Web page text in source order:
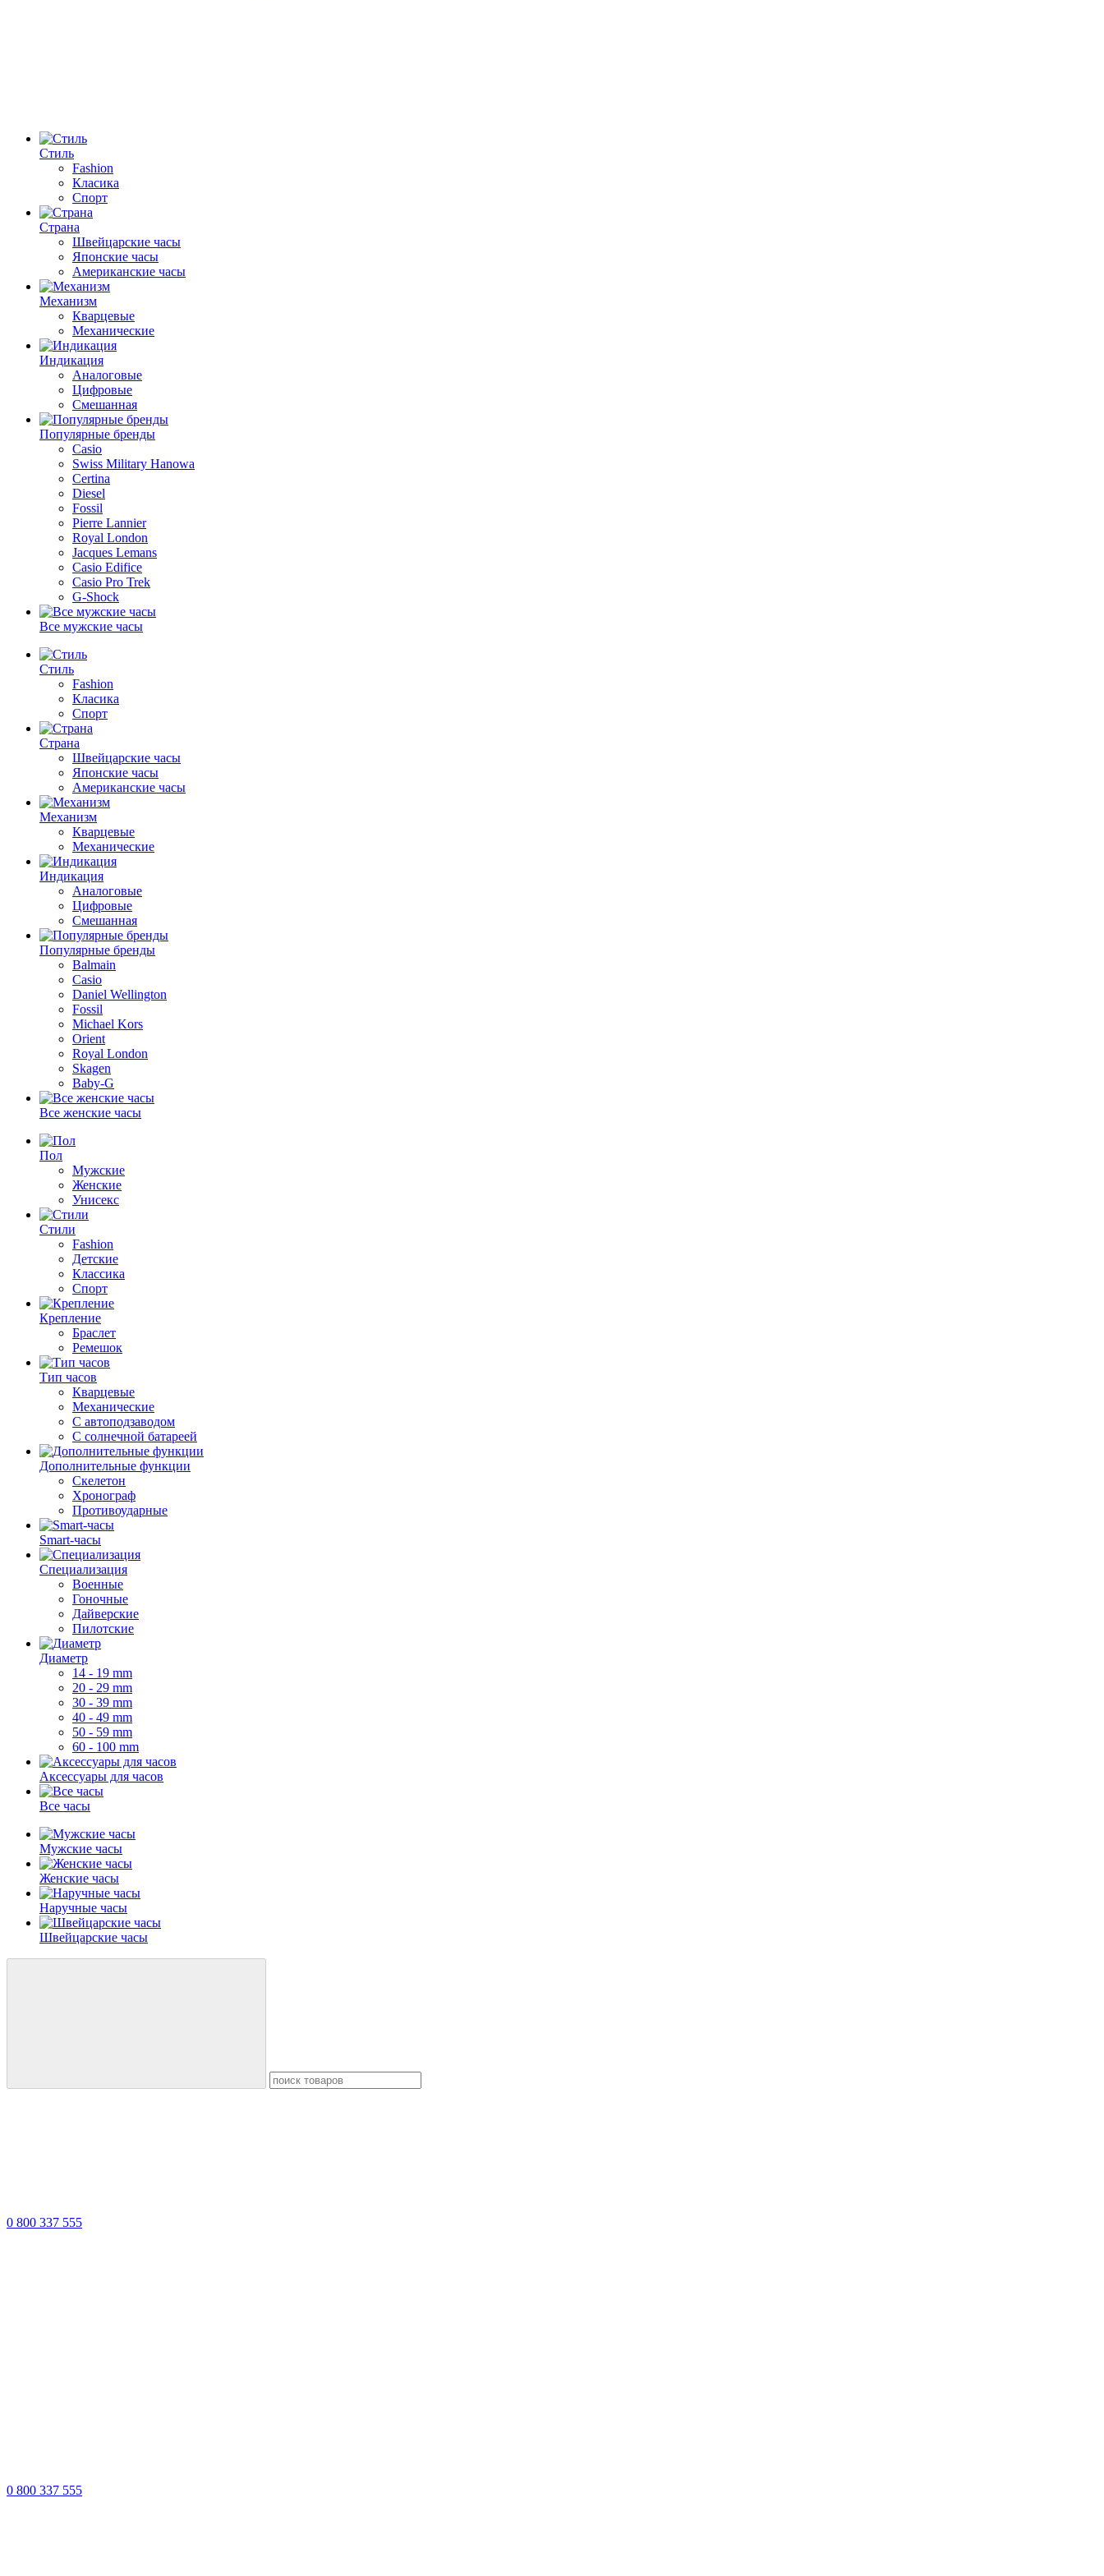
Стиль
Fashion
Класика
Спорт
Страна
Швейцарские часы
Японские часы
Американские часы
Механизм
Кварцевые
Механические
Индикация
Аналоговые
Цифровые
Смешанная
Популярные бренды
Casio
Swiss Military Hanowa
Certina
Diesel
Fossil
Pierre Lannier
Royal London
Jacques Lemans
Casio Edifice
Casio Pro Trek
G-Shock
Все мужские часы
Стиль
Fashion
Класика
Спорт
Страна
Швейцарские часы
Японские часы
Американские часы
Механизм
Кварцевые
Механические
Индикация
Аналоговые
Цифровые
Смешанная
Популярные бренды
Balmain
Casio
Daniel Wellington
Fossil
Michael Kors
Orient
Royal London
Skagen
Baby-G
Все женские часы
Пол
Мужские
Женские
Унисекс
Стили
Fashion
Детские
Классика
Спорт
Крепление
Браслет
Ремешок
Тип часов
Кварцевые
Механические
С автоподзаводом
С солнечной батареей
Дополнительные функции
Скелетон
Хронограф
Противоударные
Smart-часы
Специализация
Военные
Гоночные
Дайверские
Пилотские
Диаметр
14 - 19 mm
20 - 29 mm
30 - 39 mm
40 - 49 mm
50 - 59 mm
60 - 100 mm
Аксессуары для часов
Все часы
Мужские часы
Женские часы
Наручные часы
Швейцарские часы
0 800 337 555
0 800 337 555